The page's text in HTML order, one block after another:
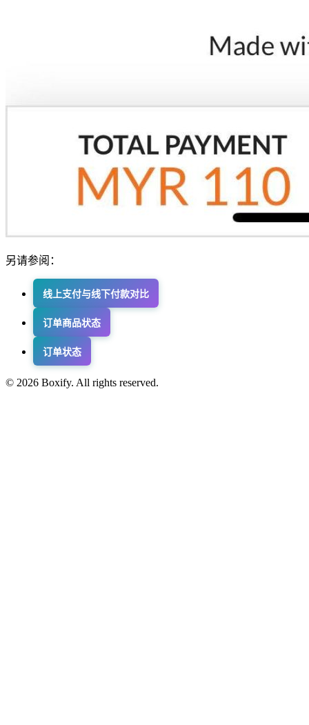
另请参阅：
线上支付与线下付款对比
订单商品状态
订单状态
© 2026 Boxify. All rights reserved.